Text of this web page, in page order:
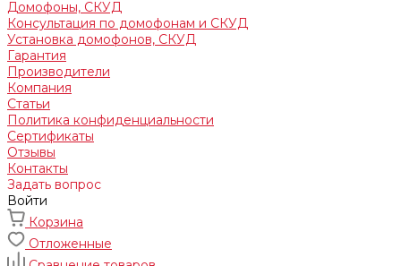
Домофоны, СКУД
Консультация по домофонам и СКУД
Установка домофонов, СКУД
Гарантия
Производители
Компания
Статьи
Политика конфиденциальности
Сертификаты
Отзывы
Контакты
Задать вопрос
Войти
Корзина
Отложенные